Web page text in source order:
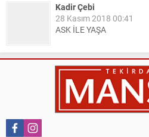
Kadir Çebi
28 Kasım 2018 00:41
ASK İLE YAŞA
Nail Kazanç
10 Mart 2023 21:36
HAYDİ TEKİRDAĞ MAÇA